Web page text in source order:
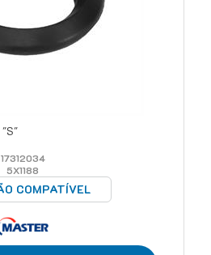
"S"
17312034
5X1188
COMPATÍVEL